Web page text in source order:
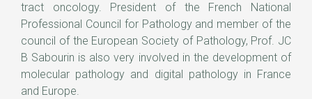
tract oncology. President of the French National
Professional Council for Pathology and member of the
council of the European Society of Pathology, Prof. JC
B Sabourin is also very involved in the development of
molecular pathology and digital pathology in France
and Europe.